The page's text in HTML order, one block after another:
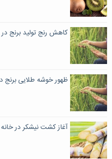
کاهش رنج تولید برنج
ظهور خوشه طلایی برنج در ۶ شهرستان
آغاز کشت نیشکر در